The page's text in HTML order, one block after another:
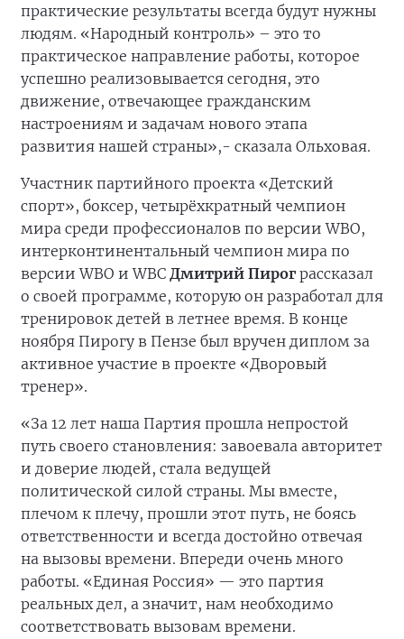
практические результаты всегда будут нужны
людям. «Народный контроль» – это то
практическое направление работы, которое
успешно реализовывается сегодня, это
движение, отвечающее гражданским
настроениям и задачам нового этапа
развития нашей страны»,- сказала Ольховая.
Участник партийного проекта «Детский
спорт», боксер, четырёхкратный чемпион
мира среди профессионалов по версии WBO,
интерконтинентальный чемпион мира по
версии WBO и WBC Дмитрий Пирог рассказал
о своей программе, которую он разработал для
тренировок детей в летнее время. В конце
ноября Пирогу в Пензе был вручен диплом за
активное участие в проекте «Дворовый
тренер».
«За 12 лет наша Партия прошла непростой
путь своего становления: завоевала авторитет
и доверие людей, стала ведущей
политической силой страны. Мы вместе,
плечом к плечу, прошли этот путь, не боясь
ответственности и всегда достойно отвечая
на вызовы времени. Впереди очень много
работы. «Единая Россия» — это партия
реальных дел, а значит, нам необходимо
соответствовать вызовам времени.